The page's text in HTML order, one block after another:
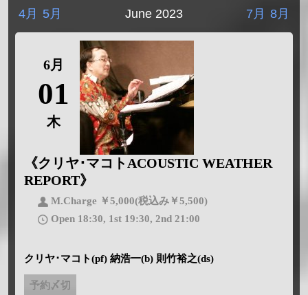
June 2023
4月 5月 8月
7月
6月
01
木
《クリヤ･マコトACOUSTIC WEATHER
REPORT》
M.Charge ￥5,000(税込み￥5,500)
Open 18:30, 1st 19:30, 2nd 21:00
クリヤ･マコト(pf) 納浩一(b) 則竹裕之(ds)
予約〆切